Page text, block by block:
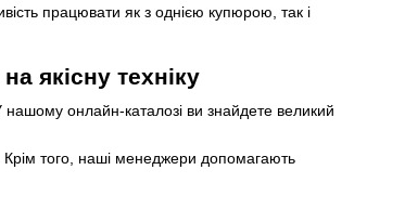
працювати як з однією купюрою, так і
якісну техніку
нашому онлайн-каталозі ви знайдете великий
Крім того, наші менеджери допомагають